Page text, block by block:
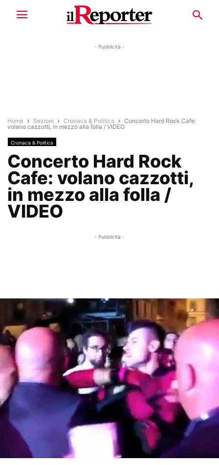
- Pubblicità -
Home Sezioni Cronaca & Politica
Concerto Hard Rock Cafe:
volano cazzotti, in mezzo alla folla / VIDEO
Cronaca & Politica
Concerto Hard Rock
Cafe: volano cazzotti,
in mezzo alla folla /
VIDEO
- Pubblicità -